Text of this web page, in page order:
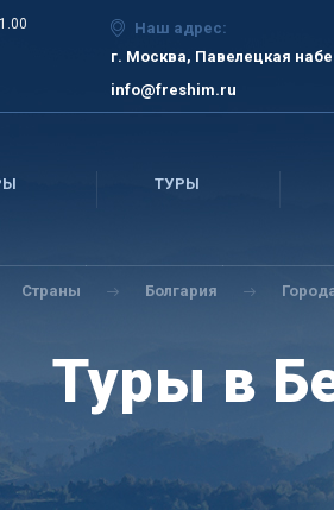
Наш адрес:
г. Москва, Павелецкая
info@freshim.ru
ТУРЫ
Страны Болгария
Туры в